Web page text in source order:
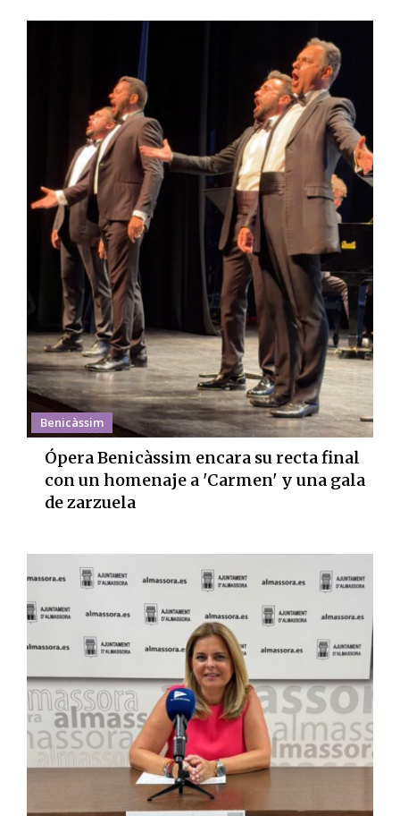
Benicàssim
Ópera Benicàssim encara su recta final
con un homenaje a 'Carmen' y una gala
de zarzuela